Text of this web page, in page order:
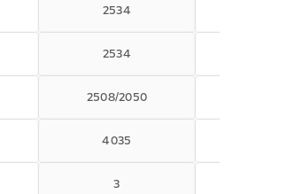
2534
2534
2508/2050
4035
3